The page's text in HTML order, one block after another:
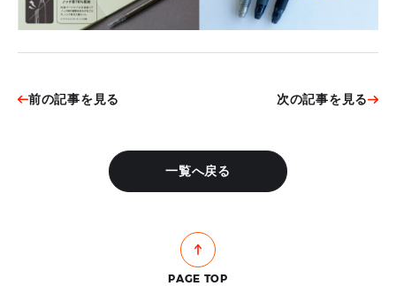
前の記事を見る 次の記事を見る
一覧へ戻る
PAGE TOP